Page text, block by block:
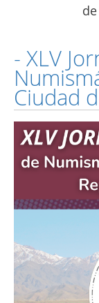
- XLV
Ciudad